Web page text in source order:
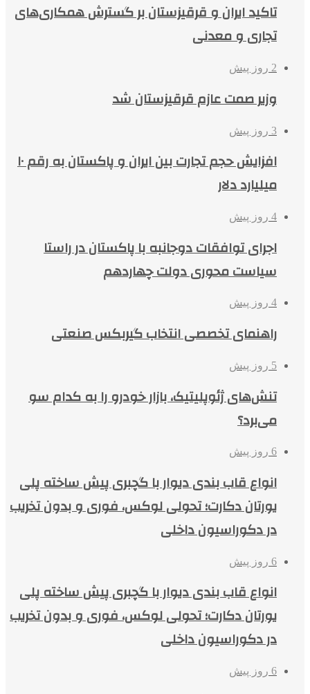
تاکید ایران و قرقیزستان بر گسترش همکاری‌های
تجاری و معدنی
2 روز پیش
وزیر صمت عازم قرقیزستان شد
3 روز پیش
افزایش حجم تجارت بین ایران و پاکستان به رقم ۱۰
میلیارد دلار
4 روز پیش
اجرای توافقات دوجانبه با پاکستان در راستا
سیاست محوری دولت چهاردهم
4 روز پیش
راهنمای تخصصی انتخاب گیربکس صنعتی
5 روز پیش
تنش‌های ژئوپلیتیک، بازار خودرو را به کدام سو
می‌برد؟
6 روز پیش
انواع قاب بندی دیوار با گچبری پیش ساخته پلی
یورتان دکارت؛ تحولی لوکس، فوری و بدون تخریب
در دکوراسیون داخلی
6 روز پیش
انواع قاب بندی دیوار با گچبری پیش ساخته پلی
یورتان دکارت؛ تحولی لوکس، فوری و بدون تخریب
در دکوراسیون داخلی
6 روز پیش